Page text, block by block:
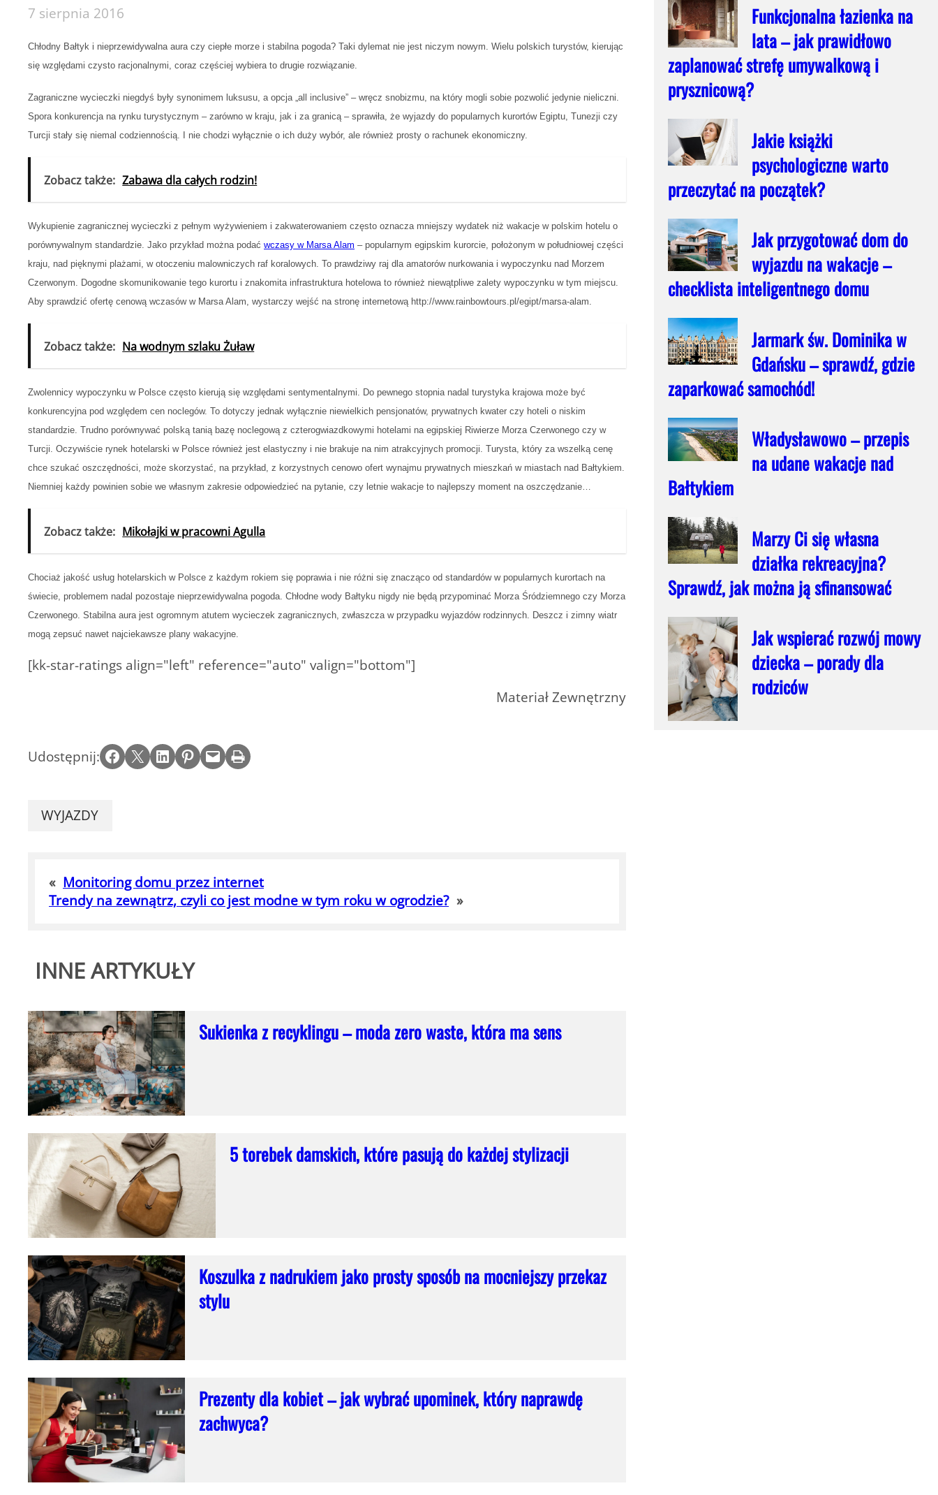
7 sierpnia 2016
Chłodny Bałtyk i nieprzewidywalna aura czy ciepłe morze i stabilna pogoda? Taki dylemat nie jest niczym nowym. Wielu polskich turystów, kierując
się względami czysto racjonalnymi, coraz częściej wybiera to drugie rozwiązanie.
Zagraniczne wycieczki niegdyś były synonimem luksusu, a opcja „all inclusive” – wręcz snobizmu, na który mogli sobie pozwolić jedynie nieliczni.
Spora konkurencja na rynku turystycznym – zarówno w kraju, jak i za granicą – sprawiła, że wyjazdy do popularnych kurortów Egiptu, Tunezji czy
Turcji stały się niemal codziennością. I nie chodzi wyłącznie o ich duży wybór, ale również prosty o rachunek ekonomiczny.
Zobacz także: Zabawa dla całych rodzin!
Wykupienie zagranicznej wycieczki z pełnym wyżywieniem i zakwaterowaniem często oznacza mniejszy wydatek niż wakacje w polskim hotelu o
porównywalnym standardzie. Jako przykład można podać wczasy w Marsa Alam – popularnym egipskim kurorcie, położonym w południowej części
kraju, nad pięknymi plażami, w otoczeniu malowniczych raf koralowych. To prawdziwy raj dla amatorów nurkowania i wypoczynku nad Morzem
Czerwonym. Dogodne skomunikowanie tego kurortu i znakomita infrastruktura hotelowa to również niewątpliwe zalety wypoczynku w tym miejscu.
Aby sprawdzić ofertę cenową wczasów w Marsa Alam, wystarczy wejść na stronę internetową http://www.rainbowtours.pl/egipt/marsa-alam.
Zobacz także: Na wodnym szlaku Żuław
Zwolennicy wypoczynku w Polsce często kierują się względami sentymentalnymi. Do pewnego stopnia nadal turystyka krajowa może być
konkurencyjna pod względem cen noclegów. To dotyczy jednak wyłącznie niewielkich pensjonatów, prywatnych kwater czy hoteli o niskim
standardzie. Trudno porównywać polską tanią bazę noclegową z czterogwiazdkowymi hotelami na egipskiej Riwierze Morza Czerwonego czy w
Turcji. Oczywiście rynek hotelarski w Polsce również jest elastyczny i nie brakuje na nim atrakcyjnych promocji. Turysta, który za wszelką cenę
chce szukać oszczędności, może skorzystać, na przykład, z korzystnych cenowo ofert wynajmu prywatnych mieszkań w miastach nad Bałtykiem.
Niemniej każdy powinien sobie we własnym zakresie odpowiedzieć na pytanie, czy letnie wakacje to najlepszy moment na oszczędzanie…
Zobacz także: Mikołajki w pracowni Agulla
Chociaż jakość usług hotelarskich w Polsce z każdym rokiem się poprawia i nie różni się znacząco od standardów w popularnych kurortach na
świecie, problemem nadal pozostaje nieprzewidywalna pogoda. Chłodne wody Bałtyku nigdy nie będą przypominać Morza Śródziemnego czy Morza
Czerwonego. Stabilna aura jest ogromnym atutem wycieczek zagranicznych, zwłaszcza w przypadku wyjazdów rodzinnych. Deszcz i zimny wiatr
mogą zepsuć nawet najciekawsze plany wakacyjne.
[kk-star-ratings align="left" reference="auto" valign="bottom"]
Materiał Zewnętrzny
Udostępnij: Share on Facebook Email this Page Share on LinkedIn Share on Pinterest Email this Page Print this Page
WYJAZDY
« Monitoring domu przez internet
Trendy na zewnątrz, czyli co jest modne w tym roku w ogrodzie? »
INNE ARTYKUŁY
Sukienka z recyklingu – moda zero waste, która ma sens
5 torebek damskich, które pasują do każdej stylizacji
Koszulka z nadrukiem jako prosty sposób na mocniejszy przekaz
stylu
Prezenty dla kobiet – jak wybrać upominek, który naprawdę
zachwyca?
Funkcjonalna łazienka na
lata – jak prawidłowo
zaplanować strefę umywalkową i
prysznicową?
Jakie książki
psychologiczne warto
przeczytać na początek?
Jak przygotować dom do
wyjazdu na wakacje –
checklista inteligentnego domu
Jarmark św. Dominika w
Gdańsku – sprawdź, gdzie
zaparkować samochód!
Władysławowo – przepis
na udane wakacje nad
Bałtykiem
Marzy Ci się własna
działka rekreacyjna?
Sprawdź, jak można ją sfinansować
Jak wspierać rozwój mowy
dziecka – porady dla
rodziców